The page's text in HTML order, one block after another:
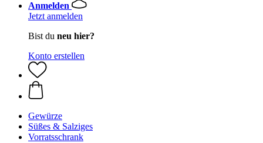
Anmelden
Jetzt anmelden
Bist du neu hier?
Konto erstellen
Gewürze
Süßes & Salziges
Vorratsschrank